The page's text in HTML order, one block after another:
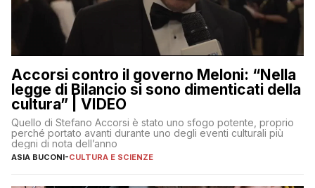
Accorsi contro il governo Meloni: “Nella
legge di Bilancio si sono dimenticati della
cultura” | VIDEO
Quello di Stefano Accorsi è stato uno sfogo potente, proprio
perché portato avanti durante uno degli eventi culturali più
degni di nota dell’anno
ASIA BUCONI-CULTURA E SCIENZE